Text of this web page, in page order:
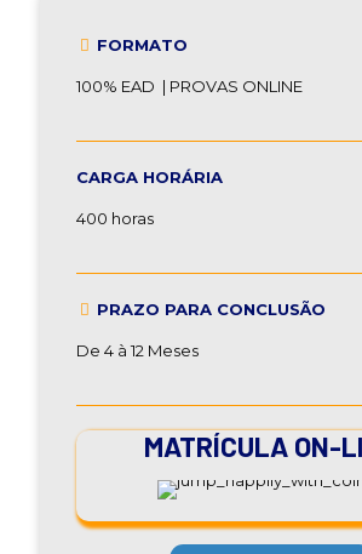
FORMATO
100% EAD | PROVAS ONLINE
CARGA HORÁRIA
400 horas
PRAZO PARA CONCLUSÃO
De 4 à 12 Meses
MATRÍCULA ON-